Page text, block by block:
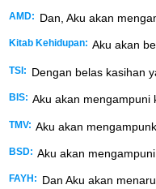
AMD: Dan, Aku akan
Kitab Kehidupan: Aku akan
TSI: Dengan belas kasihan
BIS: Aku akan mengampuni
TMV: Aku akan
BSD: Aku akan
FAYH: Dan Aku akan